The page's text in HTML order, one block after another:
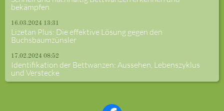
bekämpfen
16.03.2024 13:31
Lizetan Plus: Die effektive Lösung gegen den
Buchsbaumzünsler
17.02.2024 08:52
Identifikation der Bettwanzen: Aussehen, Lebenszyklus
und Verstecke